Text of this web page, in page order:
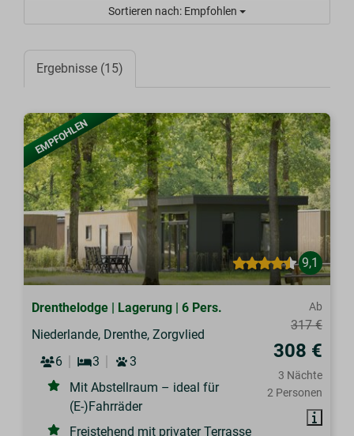
Sortieren nach: Empfohlen
Ergebnisse (15)
EMPFOHLEN
9,1
Ab
317 €
308 €
3 Nächte
2 Personen
Drenthelodge | Lagerung | 6 Pers.
Niederlande, Drenthe, Zorgvlied
6
3
3
Mit Abstellraum – ideal für
(E-)Fahrräder
Freistehend mit privater Terrasse